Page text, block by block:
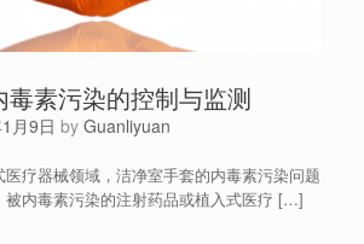
素污染的控制与监测
月9日 by Guanliyuan
疗器械领域，洁净室手套的内毒素污染问题
被内毒素污染的注射药品或植入式医疗 […]